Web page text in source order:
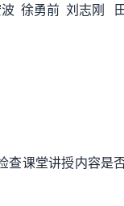
徐勇前 刘志刚
课堂讲授内容是